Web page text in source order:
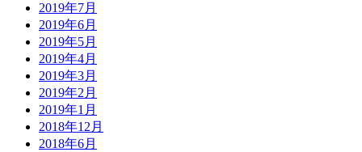
2019年7月
2019年6月
2019年5月
2019年4月
2019年3月
2019年2月
2019年1月
2018年12月
2018年6月